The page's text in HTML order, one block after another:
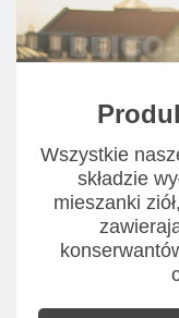
Wszystkie
składzie
mieszanki